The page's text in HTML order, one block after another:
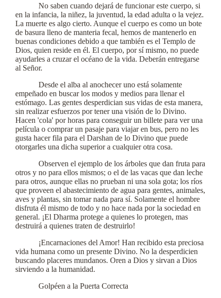
No saben cuando dejará de funcionar este cuerpo, si
en la infancia, la niñez, la juventud, la edad adulta o la vejez.
La muerte es algo cierto. Aunque el cuerpo es como un bote
de basura lleno de manteria fecal, hemos de mantenerlo en
buenas condiciones debido a que también es el Templo de
Dios, quien reside en él. El cuerpo, por sí mismo, no puede
ayudarles a cruzar el océano de la vida. Deberán entregarse
al Señor.
Desde el alba al anochecer uno está solamente
empeñado en buscar los modos y medios para llenar el
estómago. Las gentes desperdician sus vidas de esta manera,
sin realizar esfuerzos por tener una visión de lo Divino.
Hacen 'cola' por horas para conseguir un billete para ver una
película o comprar un pasaje para viajar en bus, pero no les
gusta hacer fila para el Darshan de lo Divino que puede
otorgarles una dicha superior a cualquier otra cosa.
Observen el ejemplo de los árboles que dan fruta para
otros y no para ellos mismos; o el de las vacas que dan leche
para otros, aunque ellas no prueban ni una sola gota; los ríos
que proveen el abastecimiento de agua para gentes, animales,
aves y plantas, sin tomar nada para sí. Solamente el hombre
disfruta él mismo de todo y no hace nada por la sociedad en
general. ¡El Dharma protege a quienes lo protegen, mas
destruirá a quienes traten de destruirlo!
¡Encarnaciones del Amor! Han recibido esta preciosa
vida humana como un presente Divino. No la desperdicien
buscando placeres mundanos. Oren a Dios y sirvan a Dios
sirviendo a la humanidad.
Golpéen a la Puerta Correcta